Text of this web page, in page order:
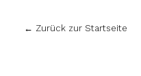
← Zurück zur Startseite